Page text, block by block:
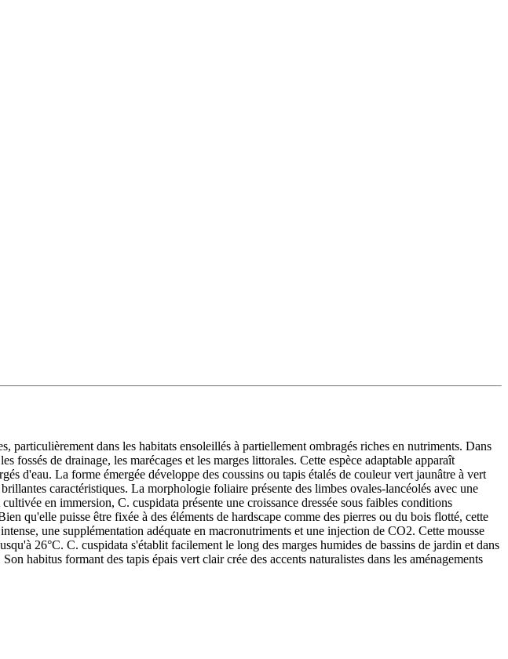
particulièrement dans les habitats ensoleillés à partiellement ombragés riches en nutriments. Dans
de drainage, les marécages et les marges littorales. Cette espèce adaptable apparaît
d'eau. La forme émergée développe des coussins ou tapis étalés de couleur vert jaunâtre à vert
caractéristiques. La morphologie foliaire présente des limbes ovales-lancéolés avec une
en immersion, C. cuspidata présente une croissance dressée sous faibles conditions
qu'elle puisse être fixée à des éléments de hardscape comme des pierres ou du bois flotté, cette
une supplémentation adéquate en macronutriments et une injection de CO2. Cette mousse
26°C. C. cuspidata s'établit facilement le long des marges humides de bassins de jardin et dans
habitus formant des tapis épais vert clair crée des accents naturalistes dans les aménagements